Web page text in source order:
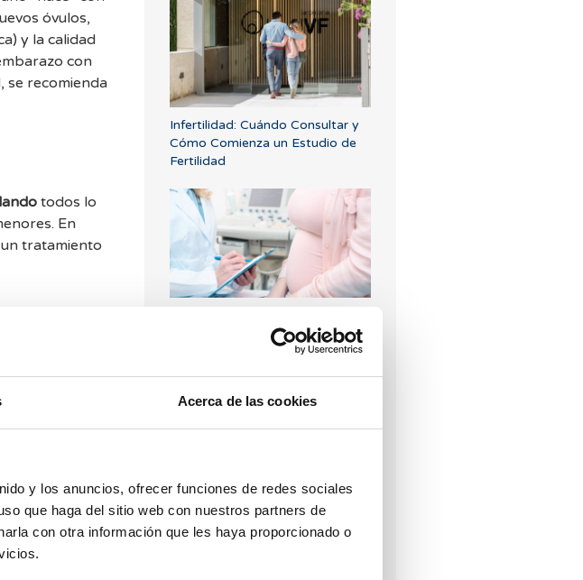
Acerca de las cookies
y los anuncios, ofrecer funciones de redes sociales
que haga del sitio web con nuestros partners de
con otra información que les haya proporcionado o
óvulos,
y la calidad
se recomienda
todos lo
En
tratamiento
sano,
disminuida
sin
de los casos.
Infertilidad: Cuándo Consultar y
Cómo Comienza un Estudio de
Fertilidad
para inducir la ovulación en las
mujeres con síndrome de ovario
Los más leídos